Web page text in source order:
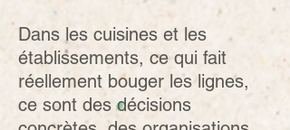
Dans les cuisines et les
établissements, ce qui fait
réellement bouger les lignes,
ce sont des décisions